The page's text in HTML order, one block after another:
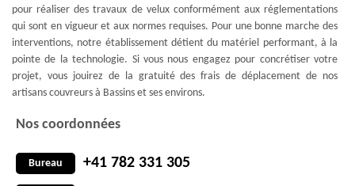
pour réaliser des travaux de velux conformément aux réglementations
qui sont en vigueur et aux normes requises. Pour une bonne marche des
interventions, notre établissement détient du matériel performant, à la
pointe de la technologie. Si vous nous engagez pour concrétiser votre
projet, vous jouirez de la gratuité des frais de déplacement de nos
artisans couvreurs à Bassins et ses environs.
Nos coordonnées
Bureau +41 782 331 305